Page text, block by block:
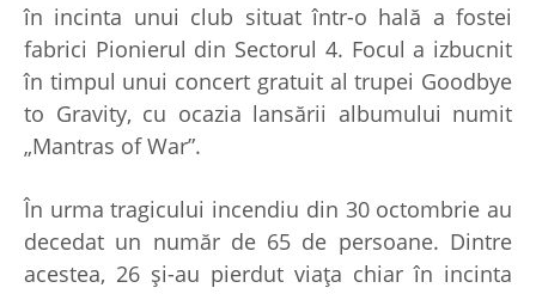
în incinta unui club situat într-o hală a fostei
fabrici Pionierul din Sectorul 4. Focul a izbucnit
în timpul unui concert gratuit al trupei Goodbye
to Gravity, cu ocazia lansării albumului numit
„Mantras of War”.
În urma tragicului incendiu din 30 octombrie au
decedat un număr de 65 de persoane. Dintre
acestea, 26 și-au pierdut viața chiar în incinta